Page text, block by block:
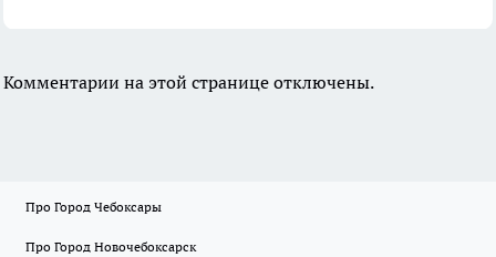
Комментарии на этой странице отключены.
Про Город Чебоксары
Про Город Новочебоксарск